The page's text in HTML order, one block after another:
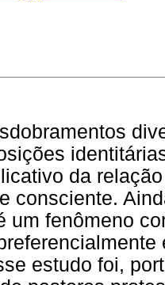
da
consciente.
um fenômeno
estudo foi,